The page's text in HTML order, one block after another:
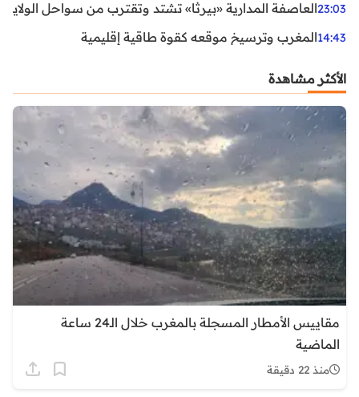
23:03العاصفة المدارية «بيرثا» تشتد وتقترب من سواحل
14:43المغرب وترسيخ موقعه كقوة طاقية إقليمية
الأكثر مشاهدة
مقاييس الأمطار المسجلة بالمغرب خلال الـ24 ساعة
الماضية
منذ 22 دقيقة